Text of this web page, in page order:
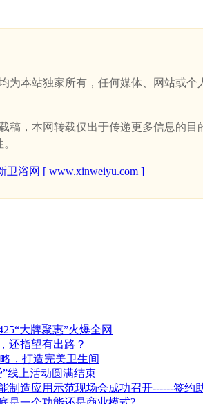
为本站独家所有，任何媒体、网站或
稿，本网转载仅出于传递更多信息的
卫浴网 [ www.xinweiyu.com ]
大牌聚惠”火爆全网
还指望有出路？
，打造完美卫生间
线上活动圆满结束
制造应用示范现场会成功召开------签约